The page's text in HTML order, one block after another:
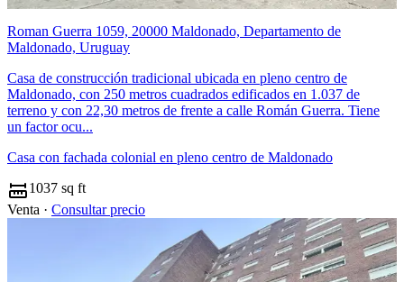
Roman Guerra 1059, 20000 Maldonado, Departamento de
Maldonado, Uruguay
Casa de construcción tradicional ubicada en pleno centro de
Maldonado, con 250 metros cuadrados edificados en 1.037 de
terreno y con 22,30 metros de frente a calle Román Guerra. Tiene
un factor ocu...
Casa con fachada colonial en pleno centro de Maldonado
1037 sq ft
Venta · Consultar precio